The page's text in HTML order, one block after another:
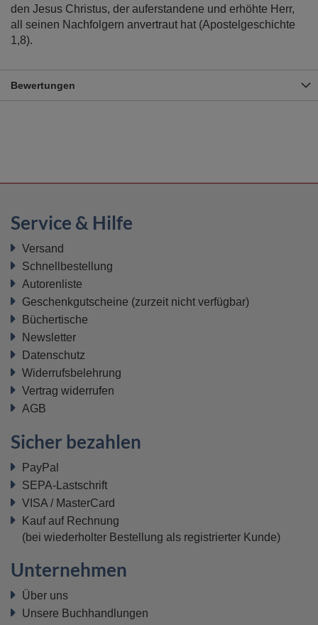
den Jesus Christus, der auferstandene und erhöhte Herr,
all seinen Nachfolgern anvertraut hat (Apostelgeschichte
1,8).
Bewertungen
Service & Hilfe
Versand
Schnellbestellung
Autorenliste
Geschenkgutscheine (zurzeit nicht verfügbar)
Büchertische
Newsletter
Datenschutz
Widerrufsbelehrung
Vertrag widerrufen
AGB
Sicher bezahlen
PayPal
SEPA-Lastschrift
VISA / MasterCard
Kauf auf Rechnung
(bei wiederholter Bestellung als registrierter Kunde)
Unternehmen
Über uns
Unsere Buchhandlungen